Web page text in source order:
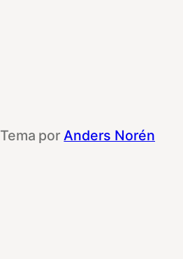
Tema por Anders Norén